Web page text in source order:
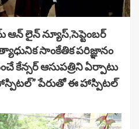
లైన్ న్యూస్,సెప్టెంబర్
సాంకేతిక పరిజ్ఞానం
కేన్సర్ ఆసుపత్రిని ఏర్పాటు
పేరుతో ఈ హాస్పిటల్